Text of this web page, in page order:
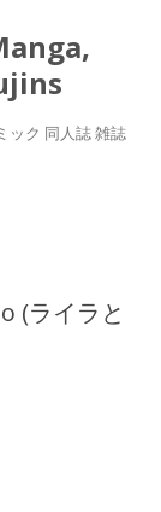
ク 同人誌 雑誌
(ライラと